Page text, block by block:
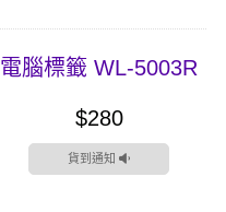
電腦標籤 WL-5003R
$280
貨到通知